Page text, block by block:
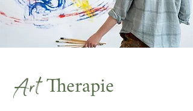
ArtTherapie